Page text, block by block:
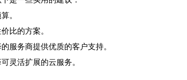
。
比的方案。
服务商提供优质的客户支持。
灵活扩展的云服务。